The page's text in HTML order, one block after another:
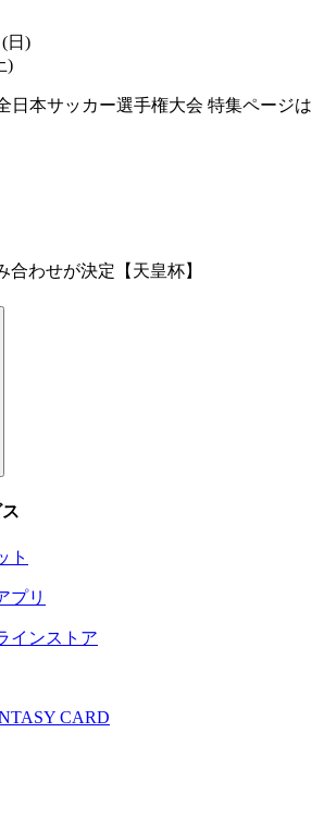
(日)
)
日本サッカー選手権大会 特集ページは
合わせが決定【天皇杯】
ト
プリ
インストア
CARD